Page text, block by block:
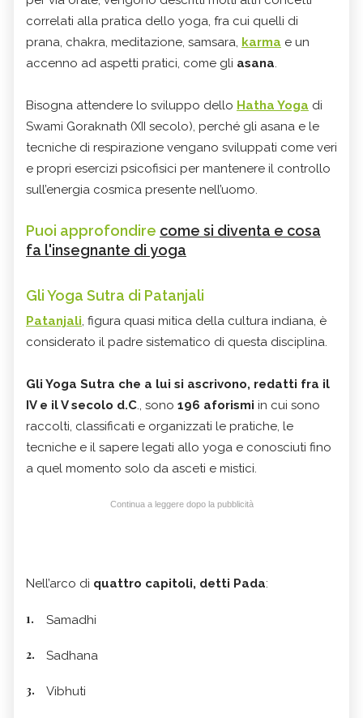
correlati alla pratica dello yoga, fra cui quelli di
prana, chakra, meditazione, samsara, karma e un
accenno ad aspetti pratici, come gli asana.
Bisogna attendere lo sviluppo dello Hatha Yoga di
Swami Goraknath (XII secolo), perché gli asana e le
tecniche di respirazione vengano sviluppati come veri
e propri esercizi psicofisici per mantenere il controllo
sull’energia cosmica presente nell’uomo.
Puoi approfondire come si diventa e cosa
fa l'insegnante di yoga
Gli Yoga Sutra di Patanjali
Patanjali, figura quasi mitica della cultura indiana, è
considerato il padre sistematico di questa disciplina.
Gli Yoga Sutra che a lui si ascrivono, redatti fra il
IV e il V secolo d.C., sono 196 aforismi in cui sono
raccolti, classificati e organizzati le pratiche, le
tecniche e il sapere legati allo yoga e conosciuti fino
a quel momento solo da asceti e mistici.
Continua a leggere dopo la pubblicità
Nell’arco di quattro capitoli, detti Pada:
Samadhi
Sadhana
Vibhuti